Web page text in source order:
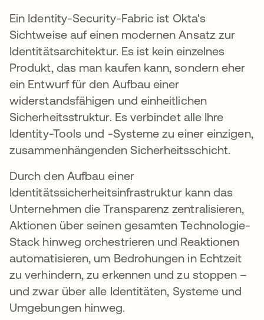
Ein Identity-Security-Fabric ist Okta's
Sichtweise auf einen modernen Ansatz zur
Identitätsarchitektur. Es ist kein einzelnes
Produkt, das man kaufen kann, sondern eher
ein Entwurf für den Aufbau einer
widerstandsfähigen und einheitlichen
Sicherheitsstruktur. Es verbindet alle Ihre
Identity-Tools und -Systeme zu einer einzigen,
zusammenhängenden Sicherheitsschicht.
Durch den Aufbau einer
Identitätssicherheitsinfrastruktur kann das
Unternehmen die Transparenz zentralisieren,
Aktionen über seinen gesamten Technologie-
Stack hinweg orchestrieren und Reaktionen
automatisieren, um Bedrohungen in Echtzeit
zu verhindern, zu erkennen und zu stoppen –
und zwar über alle Identitäten, Systeme und
Umgebungen hinweg.